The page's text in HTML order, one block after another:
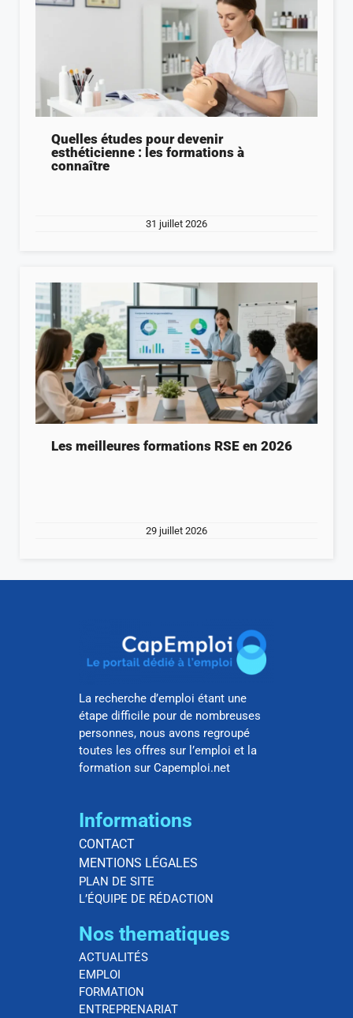
Quelles études pour devenir
esthéticienne : les formations à
connaître
31 juillet 2026
Les meilleures formations RSE en 2026
29 juillet 2026
La recherche d’emploi étant une
étape difficile pour de nombreuses
personnes, nous avons regroupé
toutes les offres sur l’emploi et la
formation sur Capemploi.net
Informations
CONTACT
MENTIONS LÉGALES
PLAN DE SITE
L’ÉQUIPE DE RÉDACTION
Nos thematiques
ACTUALITÉS
EMPLOI
FORMATION
ENTREPRENARIAT